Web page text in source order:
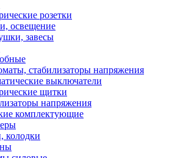
розетки
освещение
завесы
стабилизаторы напряжения
выключатели
щитки
напряжения
комплектующие
колодки